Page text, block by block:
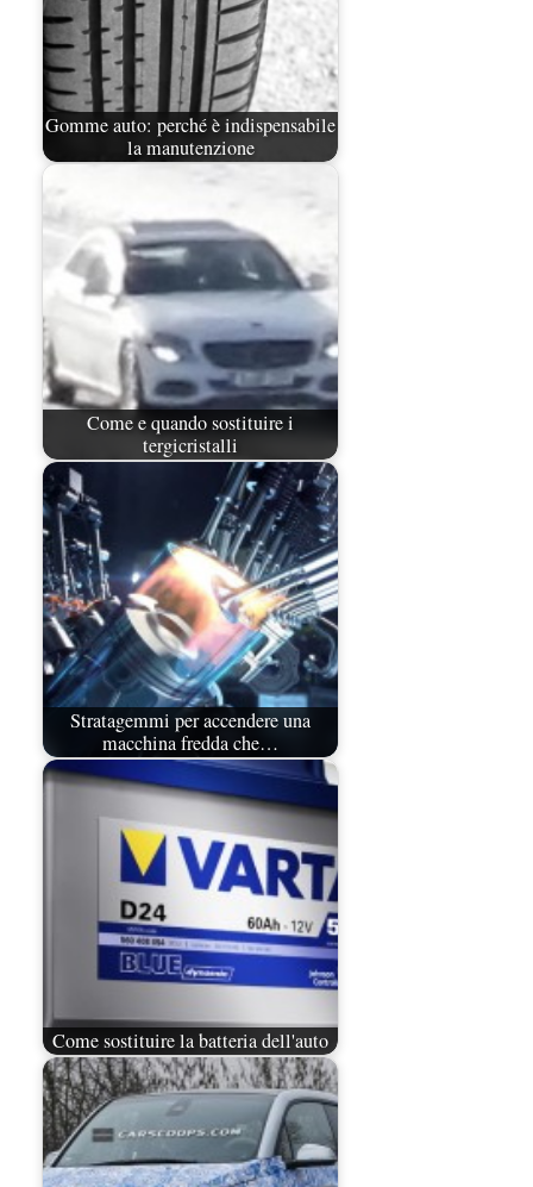
Gomme auto: perché è indispensabile
la manutenzione
Come e quando sostituire i
tergicristalli
Stratagemmi per accendere una
macchina fredda che…
Come sostituire la batteria dell'auto